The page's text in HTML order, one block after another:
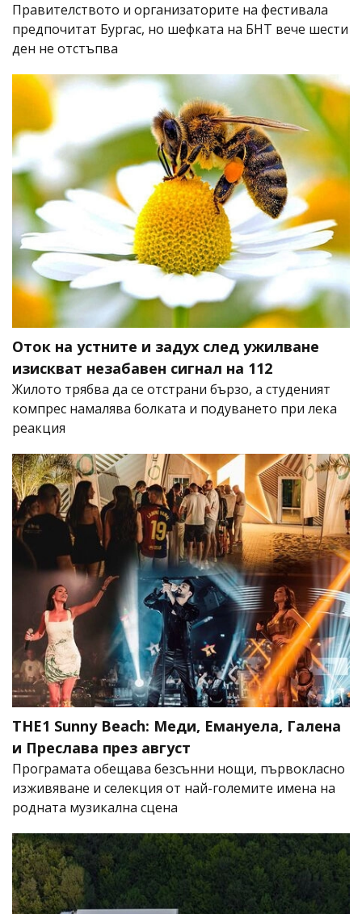
Правителството и организаторите на фестивала
предпочитат Бургас, но шефката на БНТ вече шести
ден не отстъпва
Оток на устните и задух след ужилване
изискват незабавен сигнал на 112
Жилото трябва да се отстрани бързо, а студеният
компрес намалява болката и подуването при лека
реакция
THE1 Sunny Beach: Меди, Емануела, Галена
и Преслава през август
Програмата обещава безсънни нощи, първокласно
изживяване и селекция от най-големите имена на
родната музикална сцена